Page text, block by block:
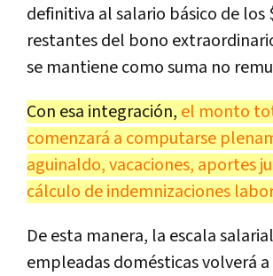
definitiva al salario básico de los
restantes del bono
se mantiene como suma no
Con esa integración, el monto
comenzará a computarse
aguinaldo, vacaciones, aportes
cálculo de indemnizaciones
De esta manera, la escala
empleadas domésticas volverá